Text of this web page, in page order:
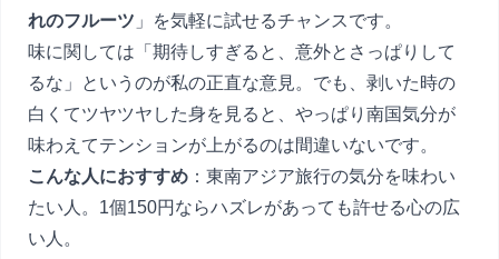
れのフルーツ 」を気軽に試せるチャンスです。
味に関しては「期待しすぎると、意外とさっぱりして
るな」というのが私の正直な意見。でも、剥いた時の
白くてツヤツヤした身を見ると、やっぱり南国気分が
味わえてテンションが上がるのは間違いないです。
こんな人におすすめ ：東南アジア旅行の気分を味わい
たい人。1個150円ならハズレがあっても許せる心の広
い人。